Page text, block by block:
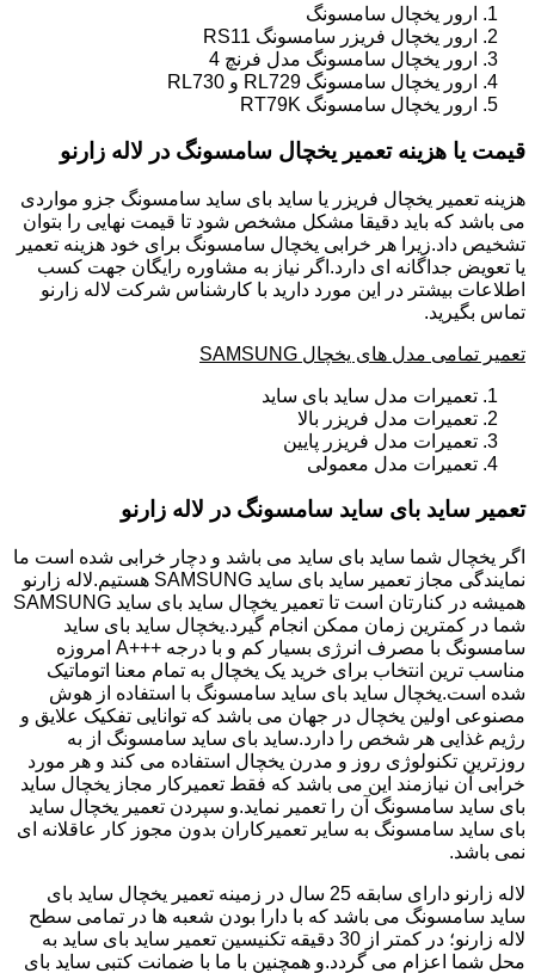
ارور یخچال سامسونگ
ارور یخچال فریزر سامسونگ RS11
ارور یخچال سامسونگ مدل فرنچ 4
ارور یخچال سامسونگ RL729 و RL730
ارور یخچال سامسونگ RT79K
قیمت یا هزینه تعمیر یخچال سامسونگ در لاله زارنو
هزینه تعمیر یخچال فریزر یا ساید بای ساید سامسونگ جزو مواردی
می باشد که باید دقیقا مشکل مشخص شود تا قیمت نهایی را بتوان
تشخیص داد.زیرا هر خرابی یخچال سامسونگ برای خود هزینه تعمیر
یا تعویض جداگانه ای دارد.اگر نیاز به مشاوره رایگان جهت کسب
اطلاعات بیشتر در این مورد دارید با کارشناس شرکت لاله زارنو
تماس بگیرید.
تعمیر تمامی مدل های یخچال SAMSUNG
تعمیرات مدل ساید بای ساید
تعمیرات مدل فریزر بالا
تعمیرات مدل فریزر پایین
تعمیرات مدل معمولی
تعمیر ساید بای ساید سامسونگ در لاله زارنو
اگر یخچال شما ساید بای ساید می باشد و دچار خرابی شده است ما
نمایندگی مجاز تعمیر ساید بای ساید SAMSUNG هستیم.لاله زارنو
همیشه در کنارتان است تا تعمیر یخچال ساید بای ساید SAMSUNG
شما در کمترین زمان ممکن انجام گیرد.یخچال ساید بای ساید
سامسونگ با مصرف انرژی بسیار کم و با درجه +++A امروزه
مناسب ترین انتخاب برای خرید یک یخچال به تمام معنا اتوماتیک
شده است.یخچال ساید بای ساید سامسونگ با استفاده از هوش
مصنوعی اولین یخچال در جهان می باشد که توانایی تفکیک علایق و
رژیم غذایی هر شخص را دارد.ساید بای ساید سامسونگ از به
روزترین تکنولوژی روز و مدرن یخچال استفاده می کند و هر مورد
خرابی آن نیازمند این می باشد که فقط تعمیرکار مجاز یخچال ساید
بای ساید سامسونگ آن را تعمیر نماید.و سپردن تعمیر یخچال ساید
بای ساید سامسونگ به سایر تعمیرکاران بدون مجوز کار عاقلانه ای
نمی باشد.
لاله زارنو دارای سابقه 25 سال در زمینه تعمیر یخچال ساید بای
ساید سامسونگ می باشد که با دارا بودن شعبه ها در تمامی سطح
لاله زارنو؛ در کمتر از 30 دقیقه تکنیسین تعمیر ساید بای ساید به
محل شما اعزام می گردد.و همچنین با ما با ضمانت کتبی ساید بای